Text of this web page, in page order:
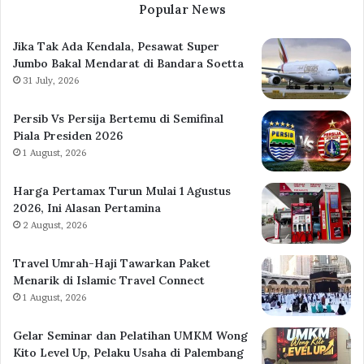
Popular News
Jika Tak Ada Kendala, Pesawat Super
Jumbo Bakal Mendarat di Bandara Soetta
31 July, 2026
Persib Vs Persija Bertemu di Semifinal
Piala Presiden 2026
1 August, 2026
Harga Pertamax Turun Mulai 1 Agustus
2026, Ini Alasan Pertamina
2 August, 2026
Travel Umrah-Haji Tawarkan Paket
Menarik di Islamic Travel Connect
1 August, 2026
Gelar Seminar dan Pelatihan UMKM Wong
Kito Level Up, Pelaku Usaha di Palembang